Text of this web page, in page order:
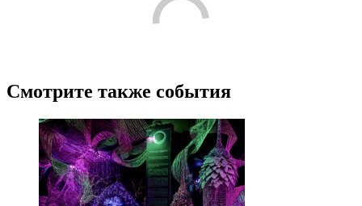
Пожалуйста, оставьте подробный отзыв или комментарий,
чтобы другим людям было проще принять решение по поводу
посещения! Расскажите о том, что стоит знать тем, кто только
планирует посещение.